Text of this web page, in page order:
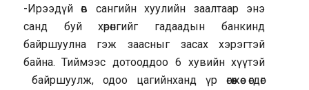
-Ирээдүй өв сангийн хуулийн заалтаар энэ
санд буй хөрөнгийг гадаадын банкинд
байршуулна гэж заасныг засах хэрэгтэй
байна. Тиймээс дотооддоо 6 хувийн хүүтэй
байршуулж, одоо цагийнханд үр өгөөжөө өгдөг